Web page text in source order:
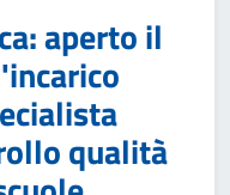
aperto il
qualità